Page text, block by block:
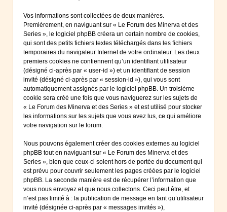
Vos informations sont collectées de deux manières.
Premièrement, en naviguant sur « Le Forum des Minerva et des
Series », le logiciel phpBB créera un certain nombre de cookies,
qui sont des petits fichiers textes téléchargés dans les fichiers
temporaires du navigateur Internet de votre ordinateur. Les deux
premiers cookies ne contiennent qu’un identifiant utilisateur
(désigné ci-après par « user-id ») et un identifiant de session
invité (désigné ci-après par « session-id »), qui vous sont
automatiquement assignés par le logiciel phpBB. Un troisième
cookie sera créé une fois que vous naviguerez sur les sujets de
« Le Forum des Minerva et des Series » et est utilisé pour stocker
les informations sur les sujets que vous avez lus, ce qui améliore
votre navigation sur le forum.
Nous pouvons également créer des cookies externes au logiciel
phpBB tout en naviguant sur « Le Forum des Minerva et des
Series », bien que ceux-ci soient hors de portée du document qui
est prévu pour couvrir seulement les pages créées par le logiciel
phpBB. La seconde manière est de récupérer l’information que
vous nous envoyez et que nous collectons. Ceci peut être, et
n’est pas limité à : la publication de message en tant qu’utilisateur
invité (désignée ci-après par « messages invités »),